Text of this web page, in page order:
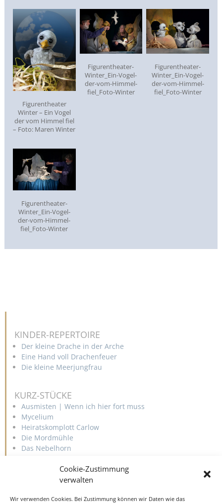
Cookie-Zustimmung
verwalten
Wir verwenden Cookies. Bei Zustimmung können wir Daten wie das
Figurentheater
Winter – Ein Vogel
der vom Himmel fiel
– Foto: Maren Winter
Figurentheater-
Winter_Ein-Vogel-
der-vom-Himmel-
fiel_Foto-Winter
Figurentheater-
Winter_Ein-Vogel-
der-vom-Himmel-
fiel_Foto-Winter
Figurentheater-
Winter_Ein-Vogel-
der-vom-Himmel-
fiel_Foto-Winter
KINDER-REPERTOIRE
Der kleine Drache in der Arche
Eine Hand voll Drachenfeuer
Die kleine Meerjungfrau
KURZ-STÜCKE
Ausmisten | Wenn ich hier fort muss
Mycelium
Heiratskomplott Carlow
Die Mordmühle
Das Nebelhorn